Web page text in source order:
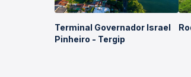
Terminal Governador Israel
Pinheiro - Tergip